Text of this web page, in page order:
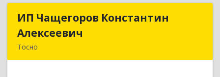
ИП Чащегоров Константин
Алексеевич
Тосно
ИП Чащегоров Константин